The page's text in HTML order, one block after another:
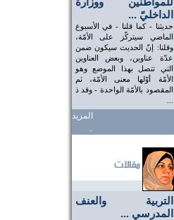
الداخليّ ...
حديثنا - كما قلنا - في الأسبوع
الماضي سيتركّز على الأمّة،
وقلنا: إنّ الحديث سيكون ضمن
عدّة عناوين، وبعض العناوين
التي تتصل بهذا الموضع وهو
الأمّة أوّلها معنى الأمّة، ثم
المقصود بالأمّة الواحدة - وقد ذ
المزيد
..
التربية والعنف
المدرسي ...